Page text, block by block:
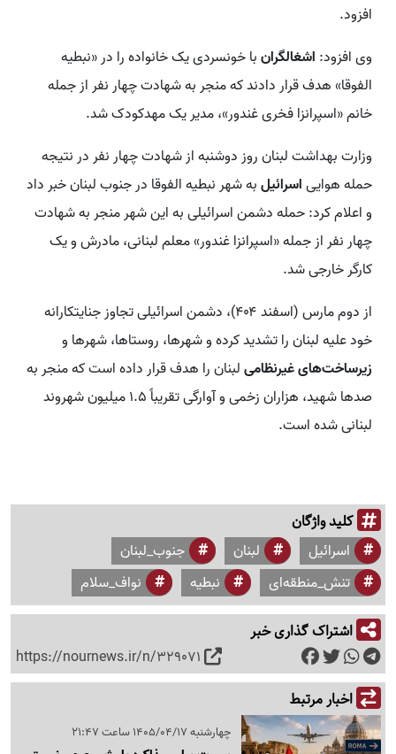
افزود.
وی افزود: اشغالگرانبا خونسردی یک خانواده را در «نبطیه
الفوقا» هدف قرار دادند که منجر به شهادت چهار نفر از جمله
خانم «اسپرانزا فخری غندور»، مدیر یک مهدکودک شد.
وزارت بهداشت لبنان روز دوشنبه از شهادت چهار نفر در نتیجه
حمله هواییاسرائیلبه شهر نبطیه الفوقا در جنوب لبنان خبر داد
و اعلام کرد: حمله دشمن اسرائیلی به این شهر منجر به شهادت
چهار نفر از جمله «اسپرانزا غندور» معلم لبنانی، مادرش و یک
کارگر خارجی شد.
از دوم مارس (اسفند ۴۰۴)، دشمن اسرائیلی تجاوز جنایتکارانه
خود علیه لبنان را تشدید کرده و شهرها، روستاها، شهرها و
زیرساخت‌های غیرنظامیلبنان را هدف قرار داده است که منجر به
صدها شهید، هزاران زخمی و آوارگی تقریباً ۱.۵ میلیون شهروند
لبنانی شده است.
کلید واژگان
اسرائیل لبنان
جنوب_لبنان
تنش_منطقه‌ای
نبطیه نواف_سلام
اشتراک گذاری خبر
https://nournews.ir/n/329071
اخبار مرتبط
چهارشنبه 1405/04/17 ساعت 21:47